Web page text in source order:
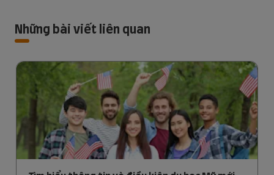
Những bài viết liên quan